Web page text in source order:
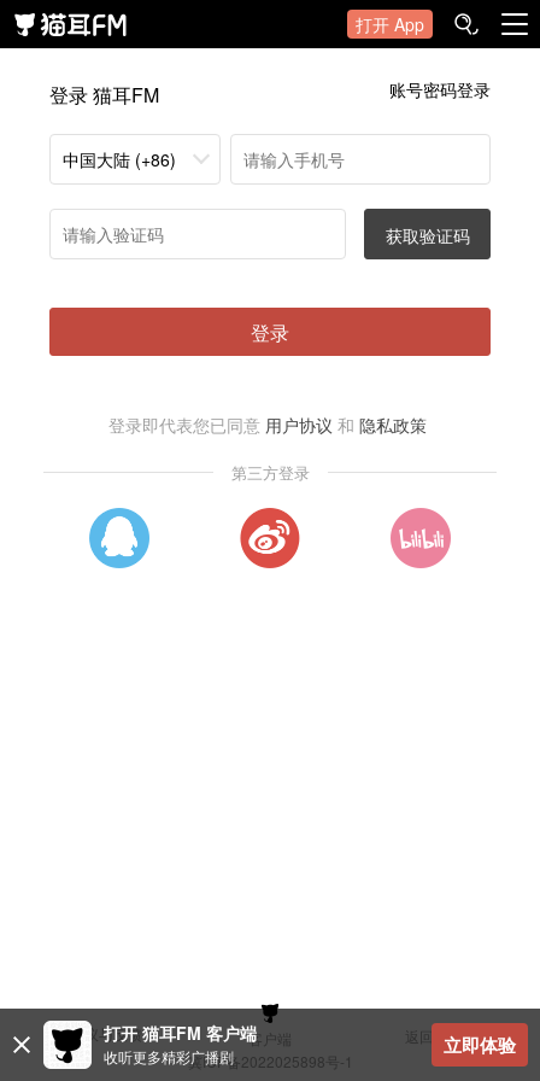
打开 App
登录 猫耳FM 账号密码登录
中国大陆 (+86)
获取验证码
登录
登录即代表您已同意 用户协议 和 隐私政策
第三方登录
建议与反馈 客户端
返回顶部
冀ICP备2022025898号-1
打开 猫耳FM 客户端
收听更多精彩广播剧 立即体验